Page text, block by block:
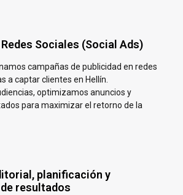
Sociales (Social Ads)
campañas de publicidad en redes
a captar clientes en Hellín.
optimizamos anuncios y
para maximizar el retorno de la
planificación y
resultados